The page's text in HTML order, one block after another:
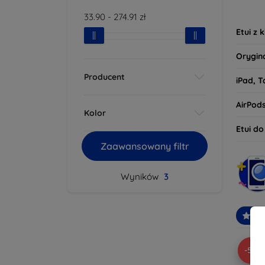
33.90 - 274.91 zł
Producent
Kolor
Zaawansowany filtr
Wyników 3
tego,
Etui z
iPad,
AirPods
Etui
-5%